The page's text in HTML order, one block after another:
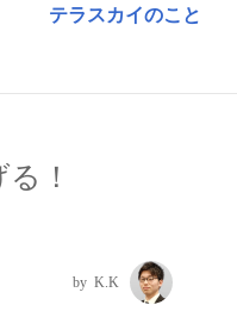
テラスカイのこと
！
K.K